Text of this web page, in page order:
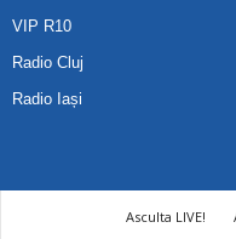
VIP R10
Radio Cluj
Radio Iași
Asculta LIVE!